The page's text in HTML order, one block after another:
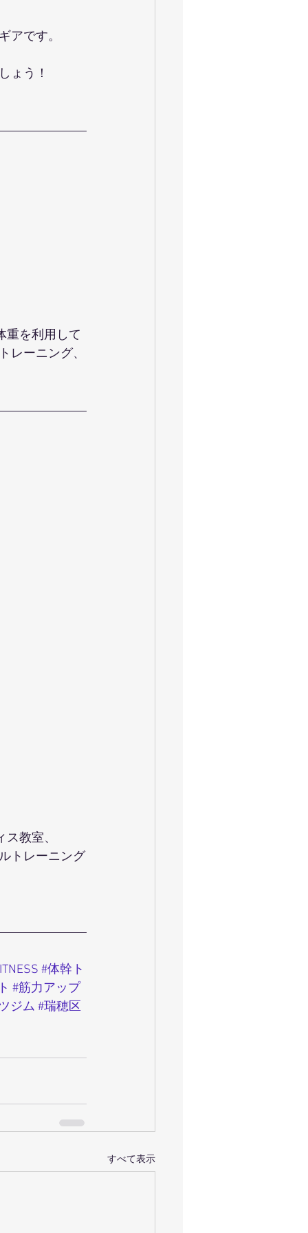
アです。
ょう！
重を利用して
レーニング、
教室、
トレーニング
#体幹ト
#筋力アップ
ジム #瑞穂区
すべて表示